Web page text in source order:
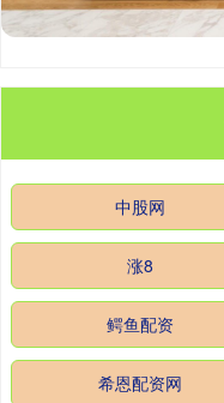
中股网
涨8
鳄鱼配资
希恩配资网